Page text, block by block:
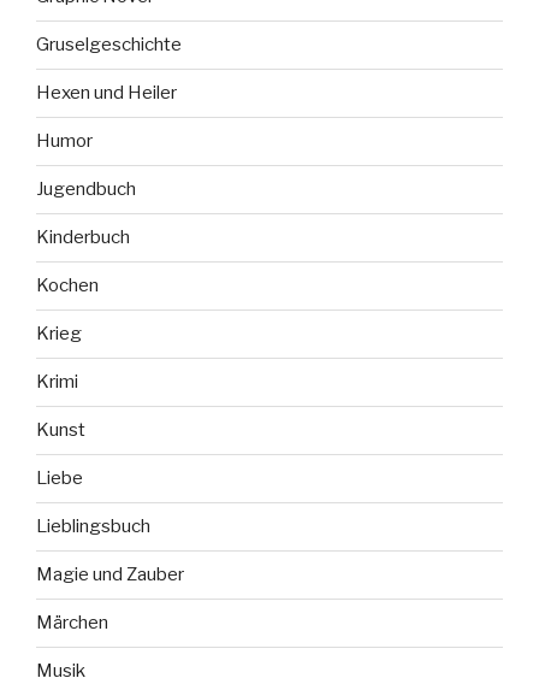
Gruselgeschichte
Hexen und Heiler
Humor
Jugendbuch
Kinderbuch
Kochen
Krieg
Krimi
Kunst
Liebe
Lieblingsbuch
Magie und Zauber
Märchen
Musik